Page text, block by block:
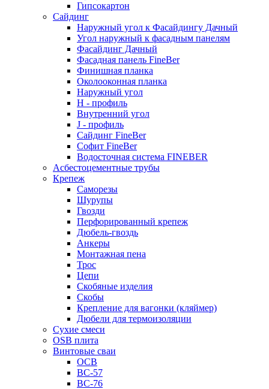
Гипсокартон
Сайдинг
Наружный угол к Фасайдингу Дачный
Угол наружный к фасадным панелям
Фасайдинг Дачный
Фасадная панель FineBer
Финишная планка
Околооконная планка
Наружный угол
H - профиль
Внутренний угол
J - профиль
Сайдинг FineBer
Софит FineBer
Водосточная система FINEBER
Асбестоцементные трубы
Крепеж
Саморезы
Шурупы
Гвозди
Перфорированный крепеж
Дюбель-гвоздь
Анкеры
Монтажная пена
Трос
Цепи
Скобяные изделия
Скобы
Крепление для вагонки (кляймер)
Дюбели для термоизоляции
Сухие смеси
OSB плита
Винтовые сваи
ОСВ
ВС-57
ВС-76